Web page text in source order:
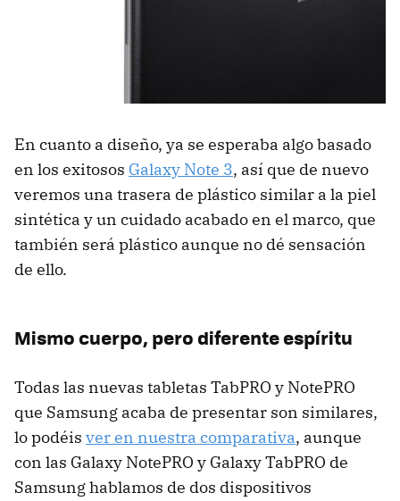
En cuanto a diseño, ya se esperaba algo basado
en los exitosos Galaxy Note 3, así que de nuevo
veremos una trasera de plástico similar a la piel
sintética y un cuidado acabado en el marco, que
también será plástico aunque no dé sensación
de ello.
Mismo cuerpo, pero diferente espíritu
Todas las nuevas tabletas TabPRO y NotePRO
que Samsung acaba de presentar son similares,
lo podéis ver en nuestra comparativa, aunque
con las Galaxy NotePRO y Galaxy TabPRO de
Samsung hablamos de dos dispositivos